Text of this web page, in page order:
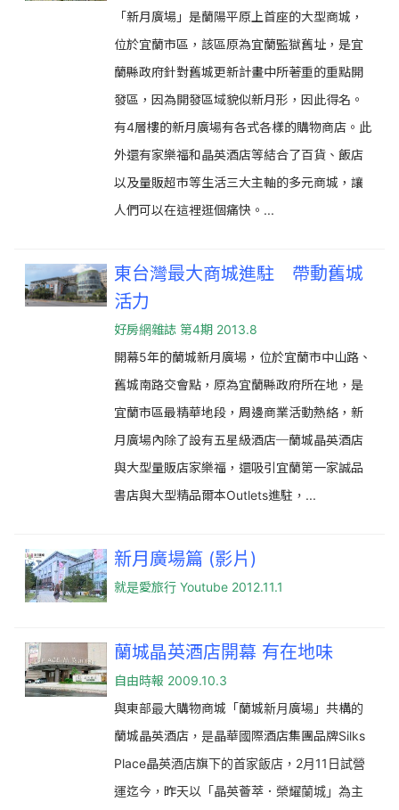
「新月廣場」是蘭陽平原上首座的大型商城，
位於宜蘭市區，該區原為宜蘭監獄舊址，是宜
蘭縣政府針對舊城更新計畫中所著重的重點開
發區，因為開發區域貌似新月形，因此得名。
有4層樓的新月廣場有各式各樣的購物商店。此
外還有家樂福和晶英酒店等結合了百貨、飯店
以及量販超市等生活三大主軸的多元商城，讓
人們可以在這裡逛個痛快。...
東台灣最大商城進駐 帶動舊城
活力
好房網雜誌 第4期 2013.8
開幕5年的蘭城新月廣場，位於宜蘭市中山路、
舊城南路交會點，原為宜蘭縣政府所在地，是
宜蘭市區最精華地段，周邊商業活動熱絡，新
月廣場內除了設有五星級酒店─蘭城晶英酒店
與大型量販店家樂福，還吸引宜蘭第一家誠品
書店與大型精品爾本Outlets進駐，...
新月廣場篇 (影片)
就是愛旅行 Youtube 2012.11.1
蘭城晶英酒店開幕 有在地味
自由時報 2009.10.3
與東部最大購物商城「蘭城新月廣場」共構的
蘭城晶英酒店，是晶華國際酒店集團品牌Silks
Place晶英酒店旗下的首家飯店，2月11日試營
運迄今，昨天以「晶英薈萃．榮耀蘭城」為主